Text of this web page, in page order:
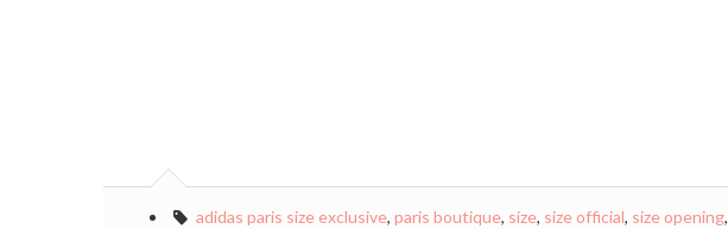
adidas paris size exclusive, paris boutique, size, size official, size opening,